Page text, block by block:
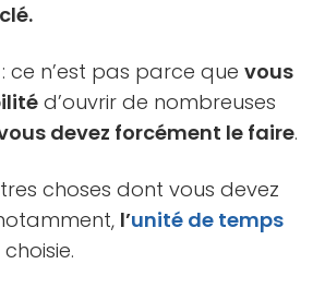
ce n’est pas parce que vous
d’ouvrir de nombreuses
devez forcément le faire.
choses dont vous devez
l’unité de temps